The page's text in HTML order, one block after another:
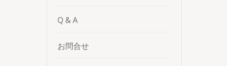
Q & A
お問合せ